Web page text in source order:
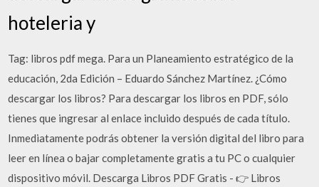
hoteleria y
Tag: libros pdf mega. Para un Planeamiento estratégico de la
educación, 2da Edición – Eduardo Sánchez Martínez. ¿Cómo
descargar los libros? Para descargar los libros en PDF, sólo
tienes que ingresar al enlace incluido después de cada título.
Inmediatamente podrás obtener la versión digital del libro para
leer en línea o bajar completamente gratis a tu PC o cualquier
dispositivo móvil. Descarga Libros PDF Gratis - 👉 Libros